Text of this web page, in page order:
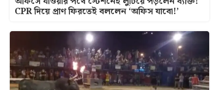
CPR দিয়ে প্রাণ ফিরতেই বললেন ‘অফিস যাবো!’